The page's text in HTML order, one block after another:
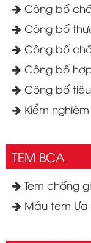
Công bố
Công bố
Công bố
Công bố
Công bố
Kiểm
TEM BCA
Tem chống
Mẫu tem